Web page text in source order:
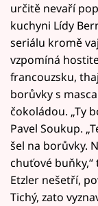
určitě nevaří
kuchyni Lídy
seriálu kromě
vzpomíná
francouzsku,
borůvky s
čokoládou. „Ty
Pavel Soukup.
šel na borůvky.
chuťové
Etzler nešetří,
Tichý, zato